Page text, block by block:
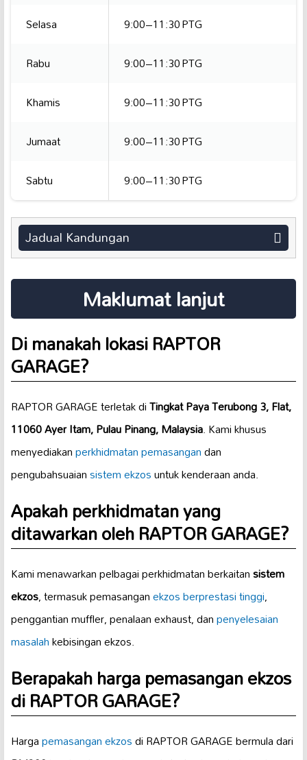
Selasa
9:00–11:30 PTG
Rabu
9:00–11:30 PTG
Khamis
9:00–11:30 PTG
Jumaat
9:00–11:30 PTG
Sabtu
9:00–11:30 PTG
Jadual Kandungan
Maklumat lanjut
Di manakah lokasi RAPTOR
GARAGE?
RAPTOR GARAGE terletak diTingkat Paya Terubong 3, Flat,
11060 Ayer Itam, Pulau Pinang, Malaysia. Kami khusus
menyediakanperkhidmatan pemasangandan
pengubahsuaiansistem ekzosuntuk kenderaan anda.
Apakah perkhidmatan yang
ditawarkan oleh RAPTOR GARAGE?
Kami menawarkan pelbagai perkhidmatan berkaitansistem
ekzos, termasuk pemasanganekzos berprestasi tinggi,
penggantian muffler, penalaan exhaust, danpenyelesaian
masalahkebisingan ekzos.
Berapakah harga pemasangan ekzos
di RAPTOR GARAGE?
Hargapemasangan ekzosdi RAPTOR GARAGE bermula dari